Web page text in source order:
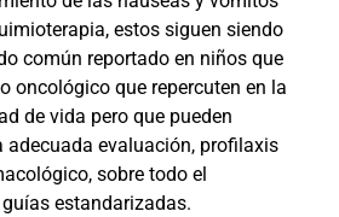
estos siguen siendo
común reportado en niños que
oncológico que repercuten en la
de vida pero que pueden
adecuada evaluación, profilaxis
sobre todo el
estandarizadas.